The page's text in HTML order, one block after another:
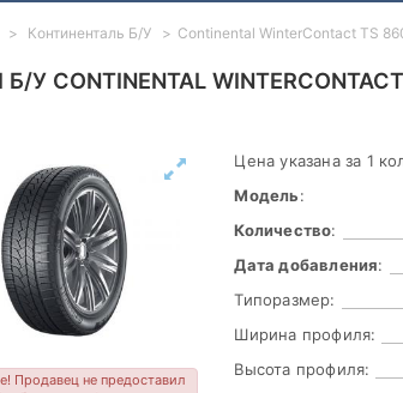
У CONTINENTAL
Продавец не предоставил
Цена указана за 1
Модель:
Количество:
Дата добавления:
Типоразмер:
Ширина профиля:
Высота профиля:
Континенталь Б/У Continental WinterContact TS